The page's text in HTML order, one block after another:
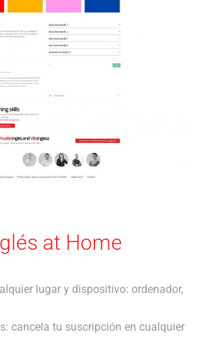
at Home
lugar y dispositivo: ordenador,
cancela tu suscripción en cualquier